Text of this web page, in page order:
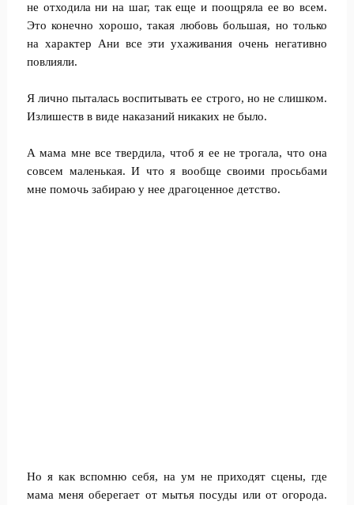
не отходила ни на шаг, так еще и поощряла ее во всем.
Это конечно хорошо, такая любовь большая, но только
на характер Ани все эти ухаживания очень негативно
повлияли.
Я лично пыталась воспитывать ее строго, но не слишком.
Излишеств в виде наказаний никаких не было.
А мама мне все твердила, чтоб я ее не трогала, что она
совсем маленькая. И что я вообще своими просьбами
мне помочь забираю у нее драгоценное детство.
Но я как вспомню себя, на ум не приходят сцены, где
мама меня оберегает от мытья посуды или от огорода.